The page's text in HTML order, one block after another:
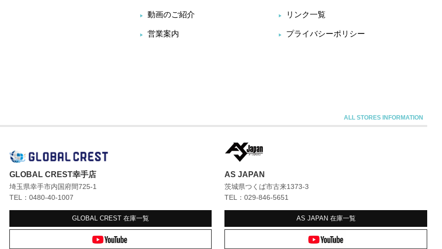
動画のご紹介 リンク一覧
営業案内 プライバシーポリシー
GLOBAL CREST幸手店
埼玉県幸手市内国府間725-1
TEL：0480-40-1007
GLOBAL CREST 在庫一覧
AS JAPAN
茨城県つくば市古来1373-3
TEL：029-846-5651
AS JAPAN 在庫一覧